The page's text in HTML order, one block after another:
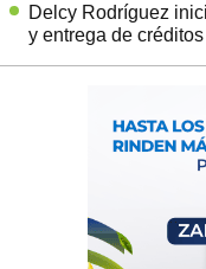
Delcy Rodríguez
y entrega de